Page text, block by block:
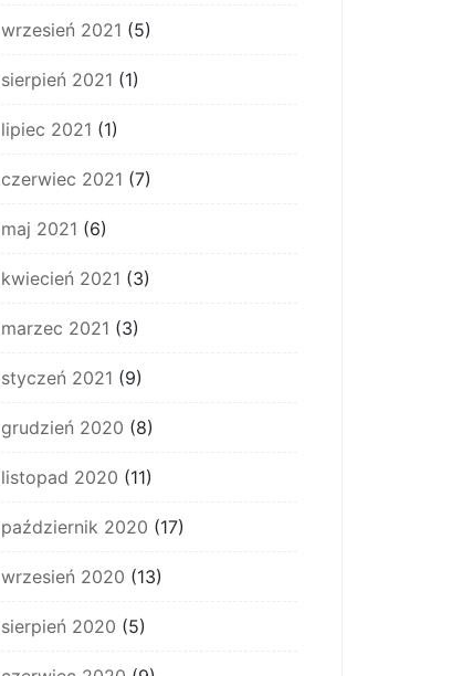
wrzesień 2021 (5)
sierpień 2021 (1)
lipiec 2021 (1)
czerwiec 2021 (7)
maj 2021 (6)
kwiecień 2021 (3)
marzec 2021 (3)
styczeń 2021 (9)
grudzień 2020 (8)
listopad 2020 (11)
październik 2020 (17)
wrzesień 2020 (13)
sierpień 2020 (5)